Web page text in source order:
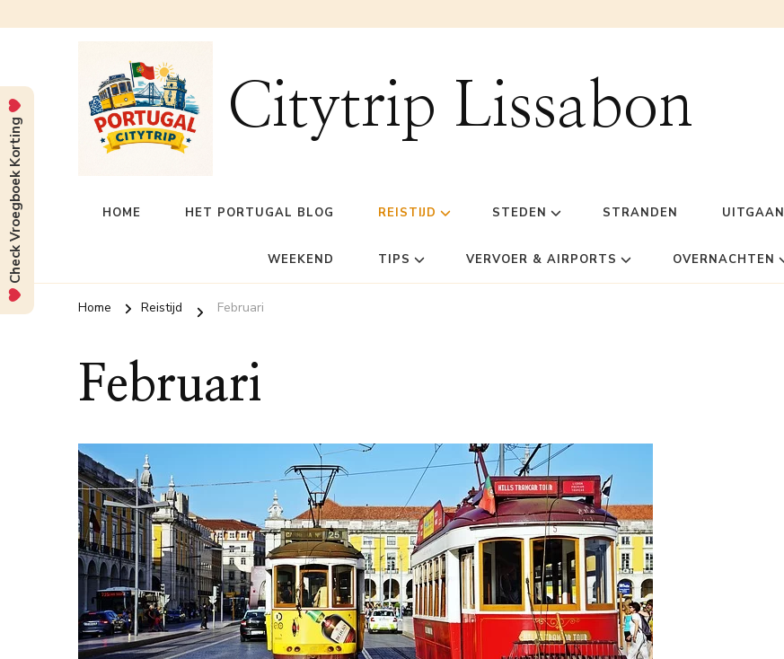
Citytrip Lissabon
HOME HET PORTUGAL BLOG REISTIJD STEDEN STRANDEN UITGAAN
WEEKEND TIPS VERVOER & AIRPORTS OVERNACHTEN
Home Reistijd Februari
Februari
Check Vroegboek Korting